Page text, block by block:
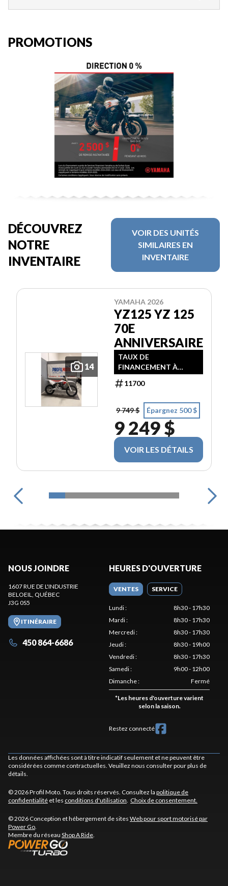
PROMOTIONS
DÉCOUVREZ
NOTRE
INVENTAIRE
VOIR DES UNITÉS
SIMILAIRES EN
INVENTAIRE
14
YAMAHA 2026
YZ125 YZ 125
70E
ANNIVERSAIRE
TAUX DE
FINANCEMENT À
PARTIR DE 3,99% / 24
MOIS
11700
9 749 $ Épargnez 500 $
9 249 $
VOIR LES DÉTAILS
NOUS JOINDRE
1607 RUE DE L'INDUSTRIE
BELOEIL, QUÉBEC
J3G 0S5
ITINÉRAIRE
450 864-6686
HEURES D'OUVERTURE
VENTES SERVICE
Lundi:
8h30 - 17h30
Mardi:
8h30 - 17h30
Mercredi:
8h30 - 17h30
Jeudi:
8h30 - 19h00
Vendredi:
8h30 - 17h30
Samedi:
9h00 - 12h00
Dimanche: Fermé
*Les heures d'ouverture varient
selon la saison.
Restez connecté
Les données affichées sont à titre indicatif seulement et ne peuvent être
considérées comme contractuelles. Veuillez nous consulter pour plus de
détails.
© 2026 Profil Moto. Tous droits réservés. Consultez la politique de
confidentialité et les conditions d'utilisation. Choix de consentement.
© 2026 Conception et hébergement de sites Web pour sport motorisé par
Power Go.
Membre du réseau Shop A Ride.